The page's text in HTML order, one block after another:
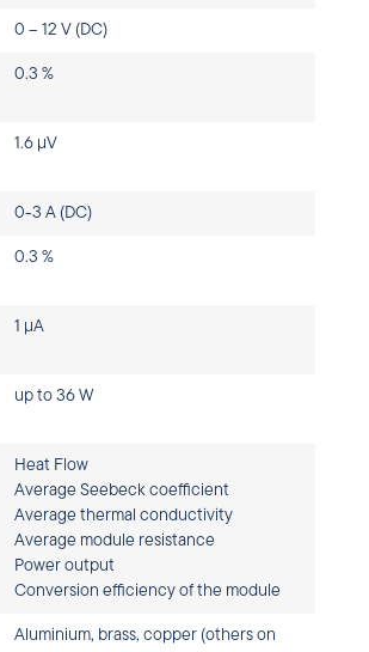
0 – 12 V (DC)
0.3 %
1.6 µV
0-3 A (DC)
0.3 %
1 µA
up to 36 W
Heat Flow
Average Seebeck coefficient
Average thermal conductivity
Average module resistance
Power output
Conversion efficiency of the module
Aluminium, brass, copper (others on